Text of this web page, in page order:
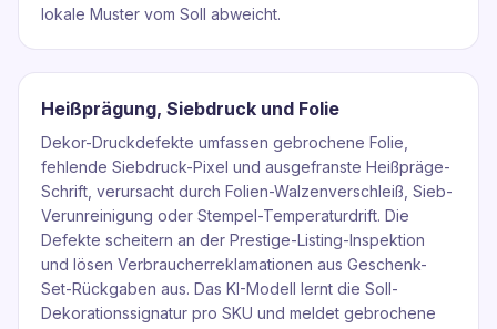
lokale Muster vom Soll abweicht.
Heißprägung, Siebdruck und Folie
Dekor-Druckdefekte umfassen gebrochene Folie,
fehlende Siebdruck-Pixel und ausgefranste Heißpräge-
Schrift, verursacht durch Folien-Walzenverschleiß, Sieb-
Verunreinigung oder Stempel-Temperaturdrift. Die
Defekte scheitern an der Prestige-Listing-Inspektion
und lösen Verbraucherreklamationen aus Geschenk-
Set-Rückgaben aus. Das KI-Modell lernt die Soll-
Dekorationssignatur pro SKU und meldet gebrochene